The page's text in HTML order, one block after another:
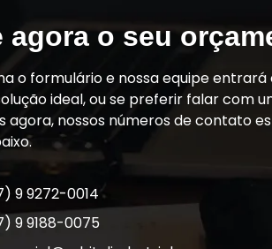
agora o seu
o formulário e nossa equipe
ideal, ou se preferir falar com
agora, nossos números de contato
9 9272-0014
9 9188-0075